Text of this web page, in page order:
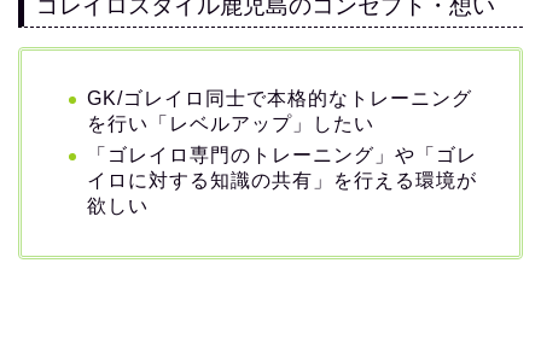
ゴレイロスタイル鹿児島のコンセプト・想い
GK/ゴレイロ同士で本格的なトレーニング
を行い「レベルアップ」したい
「ゴレイロ専門のトレーニング」や「ゴレ
イロに対する知識の共有」を行える環境が
欲しい